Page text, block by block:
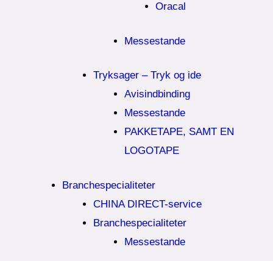
Oracal
Messestande
Tryksager – Tryk og ide
Avisindbinding
Messestande
PAKKETAPE, SAMT EN
LOGOTAPE
Branchespecialiteter
CHINA DIRECT-service
Branchespecialiteter
Messestande